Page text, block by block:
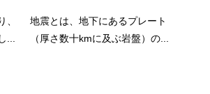
、
...
地震とは、地下にあるプレート
（厚さ数十kmに及ぶ岩盤）の...